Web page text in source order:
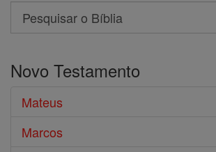
Search
Pesquisar
Bíblia
Novo Testamento
Mateus
Marcos